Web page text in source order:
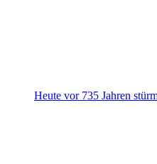
Heute vor 735 Jahren